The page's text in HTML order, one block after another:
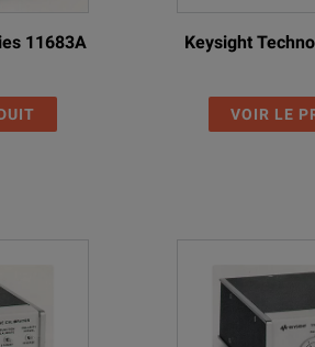
11683A Keysight
VOIR LE